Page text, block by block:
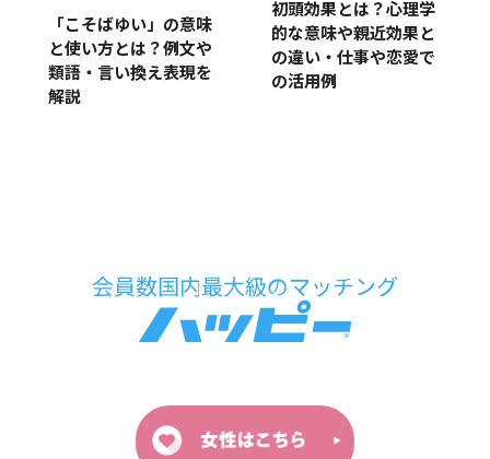
「こそばゆい」の意味
と使い方とは？例文や
類語・言い換え表現を
解説
初頭効果とは？心理学
的な意味や親近効果と
の違い・仕事や恋愛で
の活用例